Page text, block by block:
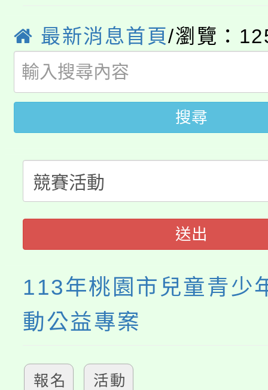
局官網。
8月14至27日，桃園電
開!
115年桃園市運動會8/
田徑場及游泳池舉行。
桃園市低收入戶享有免
視費優惠，中低收入戶
者。
大園自造教育及科技
份教師研習
淨零綠生活教案入校路
會
115年食農教育專業人
最新消息首頁/瀏覽：
搜尋
送出
113年桃園市兒童青少
動公益專案
報名 活動